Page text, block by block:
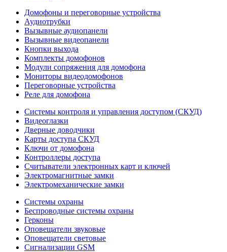
Домофоны и переговорные устройства
Аудиотрубки
Вызывные аудиопанели
Вызывные видеопанели
Кнопки выхода
Комплекты домофонов
Модули сопряжения для домофона
Мониторы видеодомофонов
Переговорные устройства
Реле для домофона
Системы контроля и управления доступом (СКУД)
Видеоглазки
Дверные доводчики
Карты доступа СКУД
Ключи от домофона
Контроллеры доступа
Считыватели электронных карт и ключей
Электромагнитные замки
Электромеханические замки
Системы охраны
Беспроводные системы охраны
Герконы
Оповещатели звуковые
Оповещатели световые
Сигнализации GSM